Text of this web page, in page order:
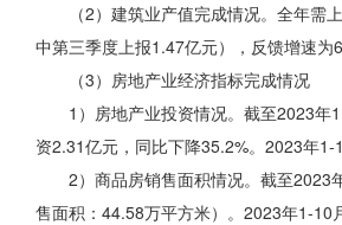
（2）建筑业产值完成情况。全年
中第三季度上报1.47亿元），反馈增速为
（3）房地产业经济指标完成情况
1）房地产业投资情况。截至2023年
资2.31亿元，同比下降35.2%。2023年
2）商品房销售面积情况。截至2023
售面积：44.58万平方米）。2023年1-10